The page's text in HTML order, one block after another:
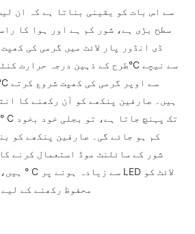
سے اس بات کو یقینی بناتا ہے کہ ان
سطح بڑی ہے، شور کم ہے اور ہوا کا
ڈی انڈور پار لائٹ میں گرمی کی
ہیں۔ صارفین پنکھے کو آن رکھنے کا
کم ہو جائے گی۔ صارفین پنکھے کو
شور کے سائلنٹ موڈ استعمال کرنے
محفوظ رکھنے کے